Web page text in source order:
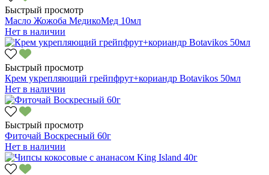
Быстрый просмотр
Масло Жожоба МедикоМед 10мл
Нет в наличии
Быстрый просмотр
Крем укрепляющий грейпфрут+кориандр Botavikos 50мл
Нет в наличии
Быстрый просмотр
Фиточай Воскресный 60г
Нет в наличии